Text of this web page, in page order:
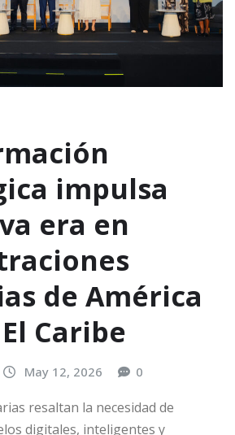
impulsa
era en
de América
Caribe
May 12, 2026 0
resaltan la necesidad de
digitales, inteligentes y